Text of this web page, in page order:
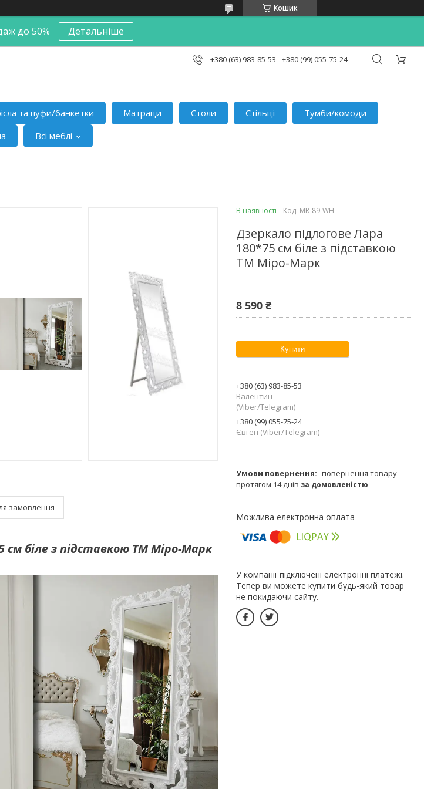
Кошик
до 50% Детальніше
+380 (63) 983-85-53 +380 (99) 055-75-24
та пуфи/банкетки Матраци Столи Стільці
Тумби/комоди
Всі меблі
замовлення
см біле з підставкою ТМ Міро-Марк
В наявності Код: MR-89-WH
Дзеркало підлогове Лара
180*75 см біле з підставкою
ТМ Міро-Марк
8 590 ₴
Купити
+380 (63) 983-85-53
Валентин
(Viber/Telegram)
+380 (99) 055-75-24
Євген (Viber/Telegram)
повернення товару
протягом 14 днів за домовленістю
У компанії підключені електронні платежі.
Тепер ви можете купити будь-який товар
не покидаючи сайту.